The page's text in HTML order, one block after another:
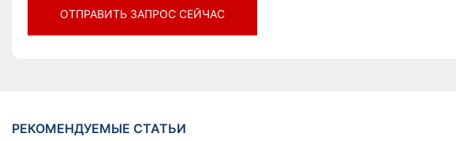
ОТПРАВИТЬ ЗАПРОС СЕЙЧАС
РЕКОМЕНДУЕМЫЕ СТАТЬИ